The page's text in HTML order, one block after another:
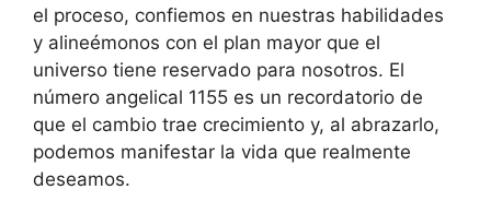
el proceso, confiemos en nuestras habilidades
y alineémonos con el plan mayor que el
universo tiene reservado para nosotros. El
número angelical 1155 es un recordatorio de
que el cambio trae crecimiento y, al abrazarlo,
podemos manifestar la vida que realmente
deseamos.